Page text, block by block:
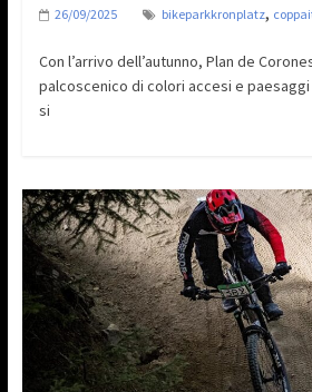
26/09/2025 bikeparkkronplatz,
Con l’arrivo dell’autunno, Plan de
palcoscenico di colori accesi e
si